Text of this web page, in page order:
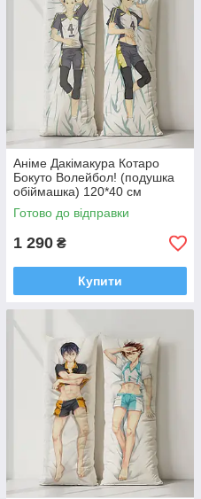
Аніме Дакімакура Котаро
Бокуто Волейбол! (подушка
обіймашка) 120*40 см
Готово до відправки
1 290 ₴
Купити